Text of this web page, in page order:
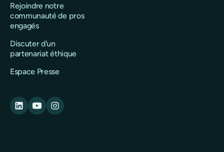
Rejoindre notre
communauté de pros
engagés
Discuter d'un
partenariat éthique
Espace Presse